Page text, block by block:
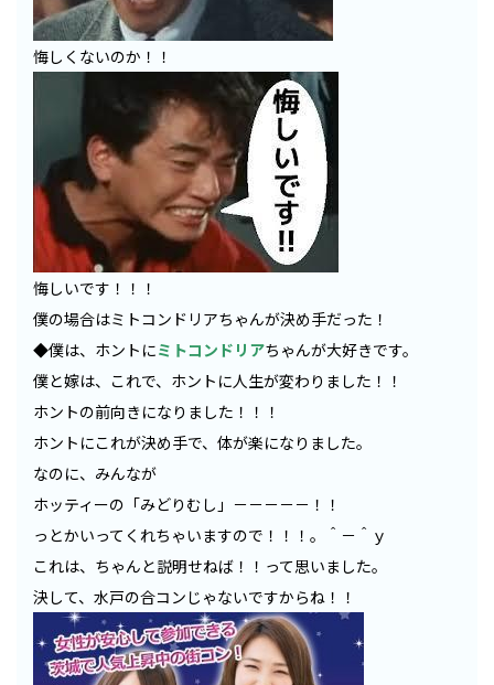
悔しくないのか！！
悔しいです！！！
僕の場合はミトコンドリアちゃんが決め手だった！
◆僕は、ホントにミトコンドリアちゃんが大好きです。
僕と嫁は、これで、ホントに人生が変わりました！！
ホントの前向きになりました！！！
ホントにこれが決め手で、体が楽になりました。
なのに、みんなが
ホッティーの「みどりむし」－－－－－！！
っとかいってくれちゃいますので！！！。＾－＾ｙ
これは、ちゃんと説明せねば！！って思いました。
決して、水戸の合コンじゃないですからね！！